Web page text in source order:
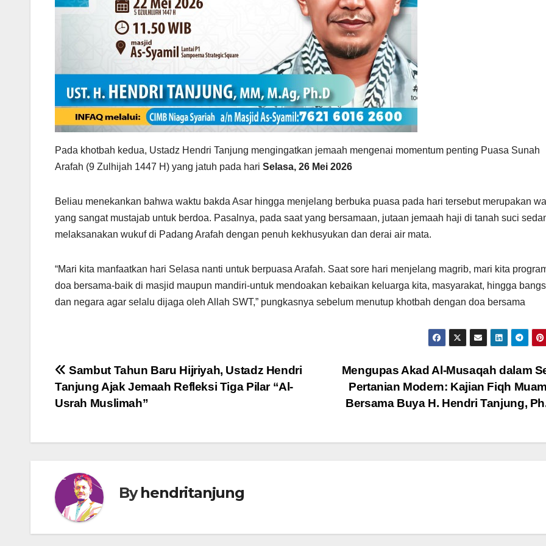
Pada khotbah kedua, Ustadz Hendri Tanjung mengingatkan jemaah mengenai momentum penting Puasa Sunah
Arafah (9 Zulhijah 1447 H) yang jatuh pada hari Selasa, 26 Mei 2026
Beliau menekankan bahwa waktu bakda Asar hingga menjelang berbuka puasa pada hari tersebut merupakan
yang sangat mustajab untuk berdoa. Pasalnya, pada saat yang bersamaan, jutaan jemaah haji di tanah suci
melaksanakan wukuf di Padang Arafah dengan penuh kekhusyukan dan derai air mata.
“Mari kita manfaatkan hari Selasa nanti untuk berpuasa Arafah. Saat sore hari menjelang magrib, mari kita
doa bersama-baik di masjid maupun mandiri-untuk mendoakan kebaikan keluarga kita, masyarakat, hingga
dan negara agar selalu dijaga oleh Allah SWT,” pungkasnya sebelum menutup khotbah dengan doa bersama
Post
navigation
Mengupas Akad Al-Musaqah dalam
Pertanian Modern: Kajian Fiqh
Bersama Buya H. Hendri Tanjung,
Sambut Tahun Baru Hijriyah, Ustadz Hendri
Tanjung Ajak Jemaah Refleksi Tiga Pilar “Al-
Usrah Muslimah”
Byhendritanjung